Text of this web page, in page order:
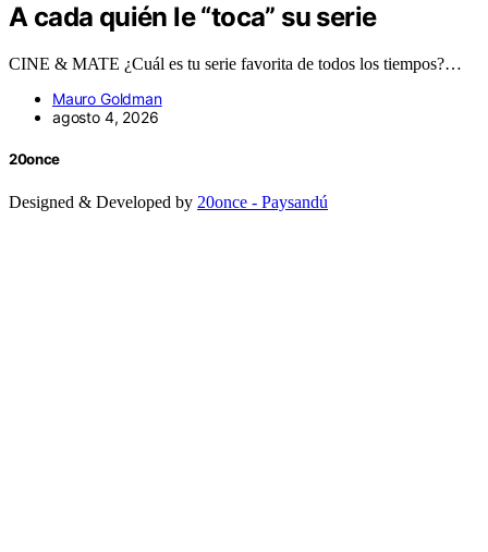
A cada quién le “toca” su serie
CINE & MATE ¿Cuál es tu serie favorita de todos los tiempos?…
Mauro Goldman
agosto 4, 2026
20once
Designed & Developed by 20once - Paysandú